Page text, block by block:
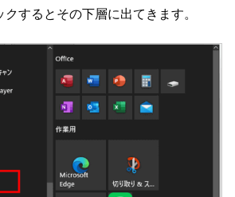
するとその下層に出てきます。